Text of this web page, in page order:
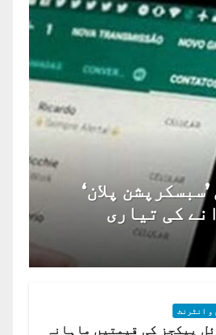
پلان‘
کی تیاری
و انٹرنٹ
پیکجز کی قیمتیں ماہانہ